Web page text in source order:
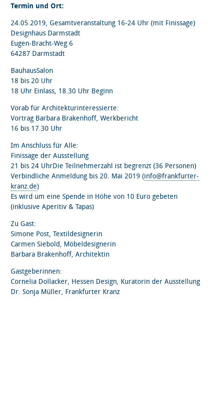
Termin und Ort:
24.05.2019, Gesamtveranstaltung 16-24 Uhr (mit Finissage)
Designhaus Darmstadt
Eugen-Bracht-Weg 6
64287 Darmstadt
BauhausSalon
18 bis 20 Uhr
18 Uhr Einlass, 18.30 Uhr Beginn
Vorab für Architekturinteressierte:
Vortrag Barbara Brakenhoff, Werkbericht
16 bis 17.30 Uhr
Im Anschluss für Alle:
Finissage der Ausstellung
21 bis 24 UhrDie Teilnehmerzahl ist begrenzt (36 Personen)
Verbindliche Anmeldung bis 20. Mai 2019 (info@frankfurter-
kranz.de)
Es wird um eine Spende in Höhe von 10 Euro gebeten
(inklusive Aperitiv & Tapas)
Zu Gast:
Simone Post, Textildesignerin
Carmen Siebold, Möbeldesignerin
Barbara Brakenhoff, Architektin
Gastgeberinnen:
Cornelia Dollacker, Hessen Design, Kuratorin der Ausstellung
Dr. Sonja Müller, Frankfurter Kranz